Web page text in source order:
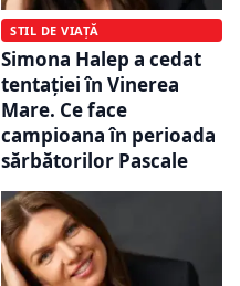
STIL DE VIAȚĂ
Simona Halep a cedat
tentației în Vinerea
Mare. Ce face
campioana în perioada
sărbătorilor Pascale